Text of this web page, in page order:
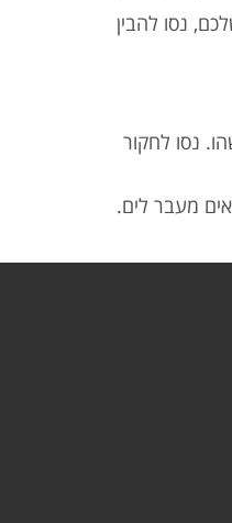
נסו להבין
נסו לחקור
מעבר לים.